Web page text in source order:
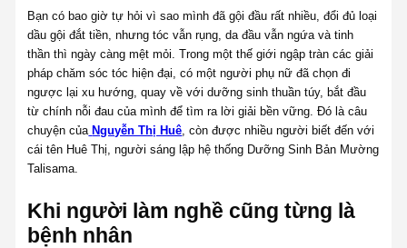
Bạn có bao giờ tự hỏi vì sao mình đã gội đầu rất nhiều, đổi đủ loại
dầu gội đắt tiền, nhưng tóc vẫn rụng, da đầu vẫn ngứa và tinh
thần thì ngày càng mệt mỏi. Trong một thế giới ngập tràn các giải
pháp chăm sóc tóc hiện đại, có một người phụ nữ đã chọn đi
ngược lại xu hướng, quay về với dưỡng sinh thuần túy, bắt đầu
từ chính nỗi đau của mình để tìm ra lời giải bền vững. Đó là câu
chuyện của Nguyễn Thị Huê , còn được nhiều người biết đến với
cái tên Huê Thị, người sáng lập hệ thống Dưỡng Sinh Bản Mường
Talisama.
Khi người làm nghề cũng từng là
bệnh nhân